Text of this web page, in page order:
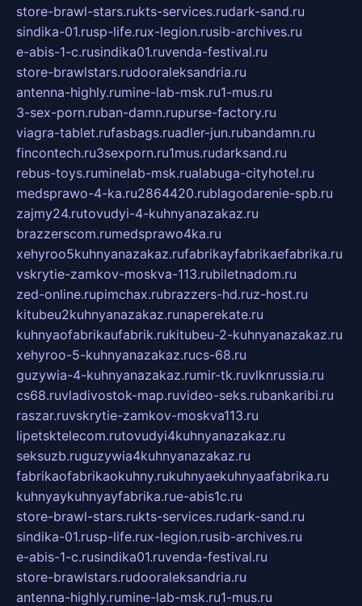
store-brawl-stars.rukts-services.rudark-sand.ru
sindika-01.rusp-life.rux-legion.rusib-archives.ru
e-abis-1-c.rusindika01.ruvenda-festival.ru
store-brawlstars.rudooraleksandria.ru
antenna-highly.rumine-lab-msk.ru1-mus.ru
3-sex-porn.ruban-damn.rupurse-factory.ru
viagra-tablet.rufasbags.ruadler-jun.rubandamn.ru
fincontech.ru3sexporn.ru1mus.rudarksand.ru
rebus-toys.ruminelab-msk.rualabuga-cityhotel.ru
medsprawo-4-ka.ru2864420.rublagodarenie-spb.ru
zajmy24.rutovudyi-4-kuhnyanazakaz.ru
brazzerscom.rumedsprawo4ka.ru
xehyroo5kuhnyanazakaz.rufabrikayfabrikaefabrika.ru
vskrytie-zamkov-moskva-113.rubiletnadom.ru
zed-online.rupimchax.rubrazzers-hd.ruz-host.ru
kitubeu2kuhnyanazakaz.runaperekate.ru
kuhnyaofabrikaufabrik.rukitubeu-2-kuhnyanazakaz.ru
xehyroo-5-kuhnyanazakaz.rucs-68.ru
guzywia-4-kuhnyanazakaz.rumir-tk.ruvlknrussia.ru
cs68.ruvladivostok-map.ruvideo-seks.rubankaribi.ru
raszar.ruvskrytie-zamkov-moskva113.ru
lipetsktelecom.rutovudyi4kuhnyanazakaz.ru
seksuzb.ruguzywia4kuhnyanazakaz.ru
fabrikaofabrikaokuhny.rukuhnyaekuhnyaafabrika.ru
kuhnyaykuhnyayfabrika.rue-abis1c.ru
store-brawl-stars.rukts-services.rudark-sand.ru
sindika-01.rusp-life.rux-legion.rusib-archives.ru
e-abis-1-c.rusindika01.ruvenda-festival.ru
store-brawlstars.rudooraleksandria.ru
antenna-highly.rumine-lab-msk.ru1-mus.ru